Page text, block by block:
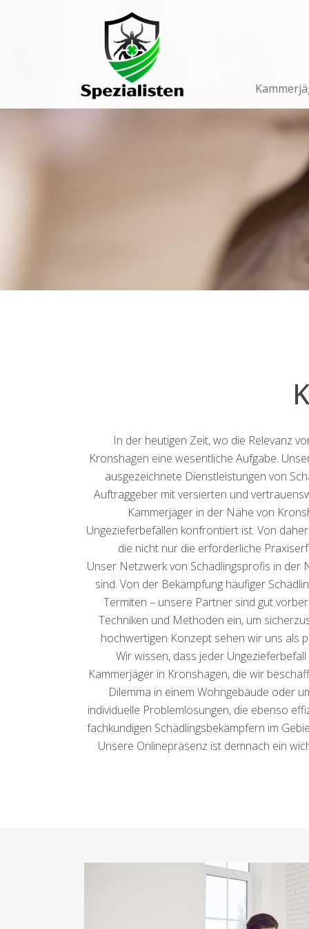
Navigation
In der heutigen Zeit, wo die Relevanz
Kronshagen eine wesentliche Aufgabe.
ausgezeichnete Dienstleistungen von
Auftraggeber mit versierten und
Kammerjäger in der Nähe von
Ungezieferbefällen konfrontiert ist. Von
die nicht nur die erforderliche
Unser Netzwerk von Schädlingsprofis in der
sind. Von der Bekämpfung häufiger
Termiten – unsere Partner sind gut
Techniken und Methoden ein, um
hochwertigen Konzept sehen wir uns als
Wir wissen, dass jeder
Kammerjäger in Kronshagen, die wir
Dilemma in einem Wohngebäude oder
individuelle Problemlösungen, die ebenso
fachkundigen Schädlingsbekämpfern im
Unsere Onlinepräsenz ist demnach ein